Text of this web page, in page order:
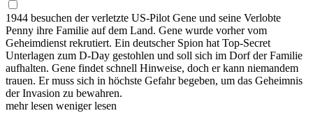
1944 besuchen der verletzte US-Pilot Gene und seine Verlobte
Penny ihre Familie auf dem Land. Gene wurde vorher vom
Geheimdienst rekrutiert. Ein deutscher Spion hat Top-Secret
Unterlagen zum D-Day gestohlen und soll sich im Dorf der Familie
aufhalten. Gene findet schnell Hinweise, doch er kann niemandem
trauen. Er muss sich in höchste Gefahr begeben, um das Geheimnis
der Invasion zu bewahren.
mehr lesen weniger lesen